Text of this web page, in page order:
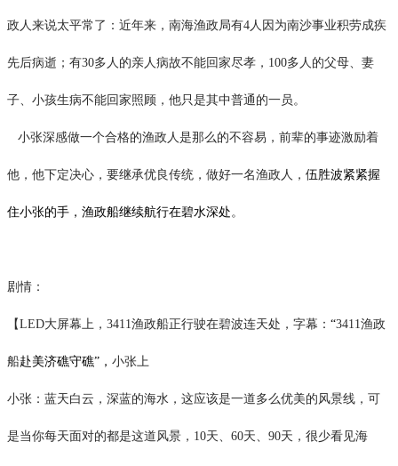
政人来说太平常了：近年来，南海渔政局有4人因为南沙事业积劳成疾
先后病逝；有30多人的亲人病故不能回家尽孝，100多人的父母、妻
子、小孩生病不能回家照顾 ，他只是其中普通的一员。
小张深感做一个合格的渔政人是那么的不容易，前辈的事迹激励着
他，他下定决心，要继承优良传统，做好一名渔政人， 伍胜波紧紧握
住小张的手，渔政船继续航行在碧水深处。
剧情：
【LED大屏幕上，3411渔政船正行驶在碧波连天处，字幕： “3411渔政
船赴美济礁守礁”， 小张上
小张：蓝天白云，深蓝的海水，这应该是一道多么优美的风景线，可
是当你每天面对的都是这道风景， 10天、60天、90天， 很少看见海